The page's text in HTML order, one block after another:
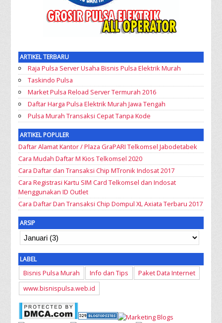
ARTIKEL TERBARU
Raja Pulsa Server Usaha Bisnis Pulsa Elektrik Murah
Taskindo Pulsa
Market Pulsa Reload Server Termurah 2016
Daftar Harga Pulsa Elektrik Murah Jawa Tengah
Pulsa Murah Transaksi Cepat Tanpa Kode
ARTIKEL POPULER
Daftar Alamat Kantor / Plaza GraPARI Telkomsel Jabodetabek
Cara Mudah Daftar M Kios Telkomsel 2020
Cara Daftar dan Transaksi Chip MTronik Indosat 2017
Cara Registrasi Kartu SIM Card Telkomsel dan Indosat
Menggunakan ID Outlet
Cara Daftar Dan Transaksi Chip Dompul XL Axiata Terbaru 2017
ARSIP
LABEL
Bisnis Pulsa Murah Info dan Tips
Paket Data Internet
www.bisnispulsa.web.id